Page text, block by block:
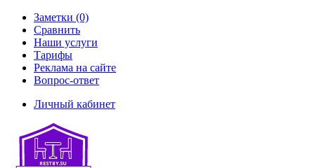
Заметки (0)
Сравнить
Наши услуги
Тарифы
Реклама на сайте
Вопрос-ответ
Личный кабинет